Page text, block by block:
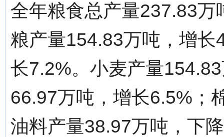
全年粮食总产量237.83
粮产量154.83万吨，增
长7.2%。小麦产量
66.97万吨，增长6.5%；
油料产量38.97万吨，下